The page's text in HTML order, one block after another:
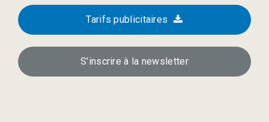
Tarifs publicitaires
S’inscrire à la newsletter